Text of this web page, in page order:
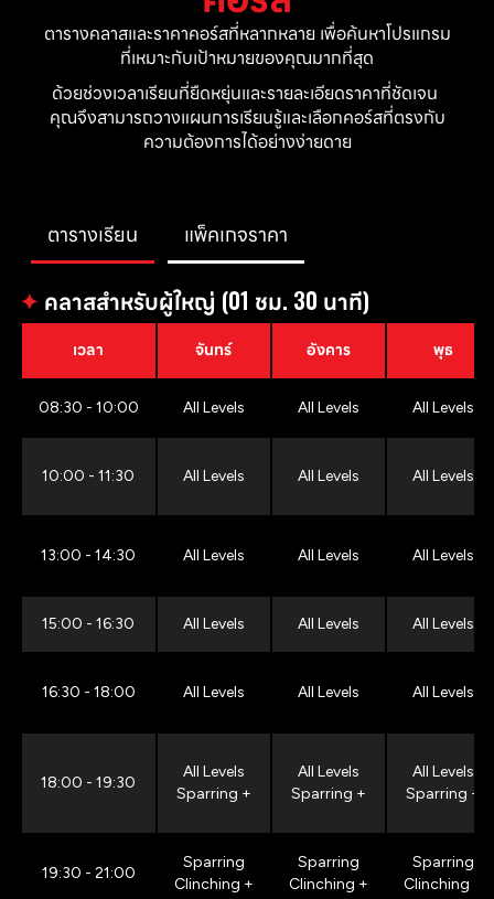
ตารางคลาสและราคาคอร์สที่หลากหลาย เพื่อค้นหาโปรแกรม
ที่เหมาะกับเป้าหมายของคุณมากที่สุด
ด้วยช่วงเวลาเรียนที่ยืดหยุ่นและรายละเอียดราคาที่ชัดเจน
คุณจึงสามารถวางแผนการเรียนรู้และเลือกคอร์สที่ตรงกับ
ความต้องการได้อย่างง่ายดาย
ตารางเรียน แพ็คเกจราคา
✦ คลาสสำหรับผู้ใหญ่ (01 ชม. 30 นาที)
เวลา จันทร์ อังคาร พุธ
08:30 - 10:00 All Levels All Levels All Levels
10:00 - 11:30 All Levels All Levels All Levels
13:00 - 14:30 All Levels All Levels All Levels
15:00 - 16:30 All Levels All Levels All Levels
16:30 - 18:00 All Levels All Levels All Levels
18:00 - 19:30
All Levels
Sparring +
All Levels
Sparring +
All Levels
Sparring +
19:30 - 21:00
Sparring
Clinching +
Sparring
Clinching +
Sparring
Clinching +